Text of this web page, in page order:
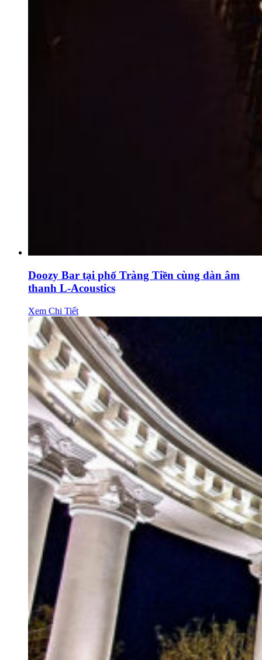
Doozy Bar tại phố Tràng Tiền cùng dàn âm
thanh L-Acoustics
Xem Chi Tiết